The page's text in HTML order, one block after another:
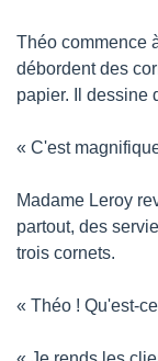
Théo commence
débordent des
papier. Il dessine
« C'est
Madame Leroy
partout, des
trois cornets.
« Théo ! Qu'est-